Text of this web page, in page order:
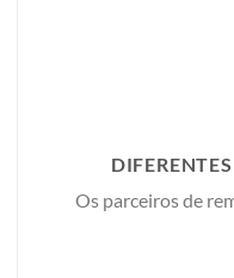
Os parceiros de